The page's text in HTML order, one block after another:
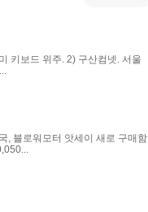
키보드 위주. 2) 구산컴넷. 서울
, 블로워모터 앗세이 새로 구매함.